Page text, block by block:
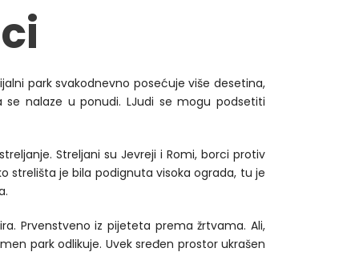
park svakodnevno posećuje više desetina,
nalaze u ponudi. LJudi se mogu podsetiti
Streljani su Jevreji i Romi, borci protiv
strelišta je bila podignuta visoka ograda, tu je
Prvenstveno iz pijeteta prema žrtvama. Ali,
park odlikuje. Uvek sređen prostor ukrašen